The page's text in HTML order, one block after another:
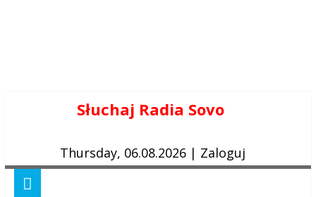
Słuchaj Radia Sovo
Thursday, 06.08.2026 | Zaloguj